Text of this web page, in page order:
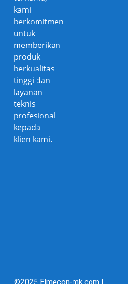
kami
berkomitmen
untuk
memberikan
produk
berkualitas
tinggi dan
layanan
teknis
profesional
kepada
klien kami.
©2025 Elmecon-mk.com |